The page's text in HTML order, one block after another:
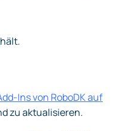
Ins von RoboDKauf
zu aktualisieren.